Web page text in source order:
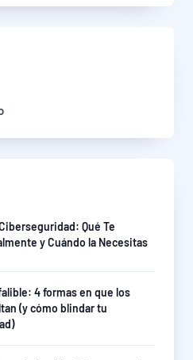
Qué Te
y Cuándo la Necesitas
4 formas en que los
(y cómo blindar tu